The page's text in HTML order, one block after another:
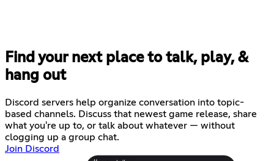
Find your next place to talk, play, &
hang out
Discord servers help organize conversation into topic-
based channels. Discuss that newest game release, share
what you're up to, or talk about whatever — without
clogging up a group chat.
Join Discord